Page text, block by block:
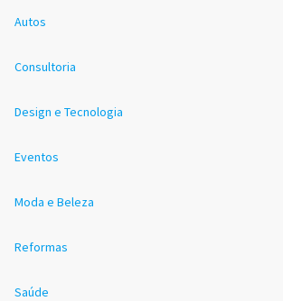
Autos
Consultoria
Design e Tecnologia
Eventos
Moda e Beleza
Reformas
Saúde